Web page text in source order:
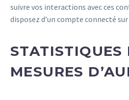
suivre vos interactions avec ces
disposez d’un compte connecté
STATISTIQUES
MESURES